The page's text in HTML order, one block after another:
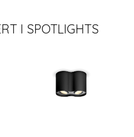
I SPOTLIGHTS